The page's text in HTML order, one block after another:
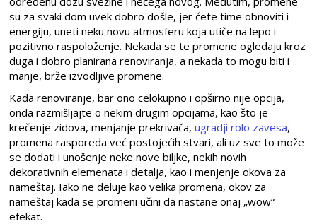
su za svaki dom uvek dobro došle, jer ćete time obnoviti i
energiju, uneti neku novu atmosferu koja utiče na lepo i
pozitivno raspoloženje. Nekada se te promene ogledaju kroz
duga i dobro planirana renoviranja, a nekada to mogu biti i
manje, brže izvodljive promene.
Kada renoviranje, bar ono celokupno i opširno nije opcija,
onda razmišljajte o nekim drugim opcijama, kao što je
krečenje zidova, menjanje prekrivača,ugradji rolo zavesa,
promena rasporeda već postojećih stvari, ali uz sve to može
se dodati i unošenje neke nove biljke, nekih novih
dekorativnih elemenata i detalja, kao i menjenje okova za
nameštaj. Iako ne deluje kao velika promena, okov za
nameštaj kada se promeni učini da nastane onaj „wow“
efekat.